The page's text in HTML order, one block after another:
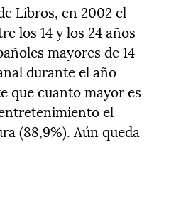
Libros, en 2002 el
los 14 y los 24 años
mayores de 14
durante el año
que cuanto mayor es
el
(88,9%). Aún queda